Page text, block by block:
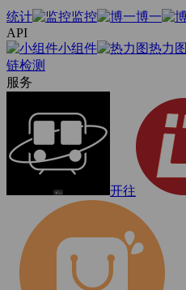
统计 监控 博一
API
小组件
热力图
链检测
服务
开往